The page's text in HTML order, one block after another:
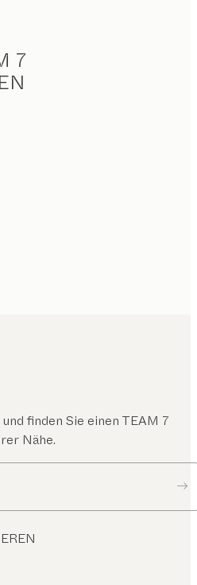
7
finden Sie einen TEAM 7
Nähe.